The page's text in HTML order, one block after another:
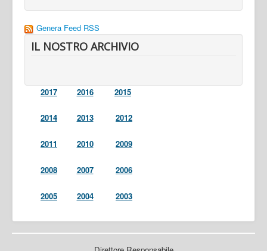
Genera Feed RSS
IL NOSTRO ARCHIVIO
2017 2016 2015
2014 2013 2012
2011 2010 2009
2008 2007 2006
2005 2004 2003